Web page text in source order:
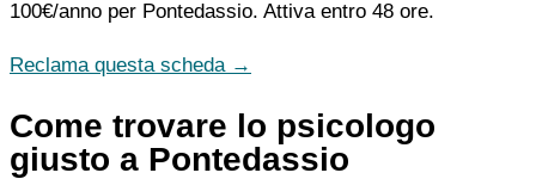
100€/anno per Pontedassio. Attiva entro 48 ore.
Reclama questa scheda →
Come trovare lo psicologo
giusto a Pontedassio